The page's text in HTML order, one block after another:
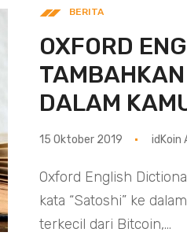
BERITA
OXFORD
TAMBAHKAN
DALAM
15 Oktober 2019 idKoin
Oxford English
kata “Satoshi” ke
terkecil dari Bitcoin,...